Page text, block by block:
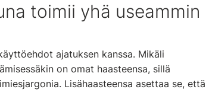
toimii yhä useammin
ajatuksen kanssa. Mikäli
on omat haasteensa, sillä
Lisähaasteensa asettaa se, että